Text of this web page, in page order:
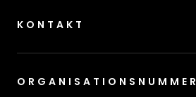
KONTAKT
ORGANISATIONSNUMMER